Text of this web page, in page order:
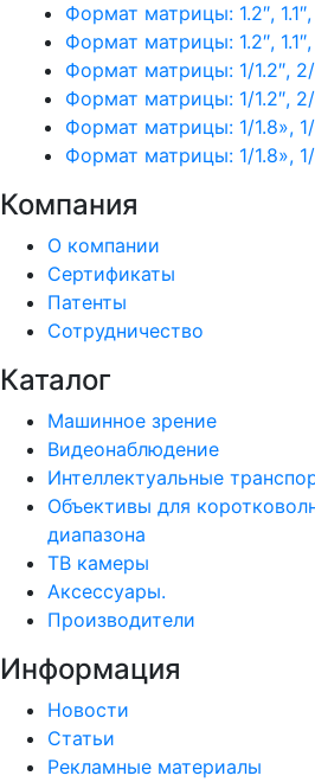
Формат матрицы: 1.2″, 1.1″,
Формат матрицы: 1.2″, 1.1″,
Формат матрицы: 1/1.2″, 2/
Формат матрицы: 1/1.2″, 2/
Формат матрицы: 1/1.8», 1/
Формат матрицы: 1/1.8», 1/
Компания
О компании
Сертификаты
Патенты
Сотрудничество
Каталог
Машинное зрение
Видеонаблюдение
Интеллектуальные
Объективы для
диапазона
ТВ камеры
Аксессуары.
Производители
Информация
Новости
Статьи
Рекламные материалы